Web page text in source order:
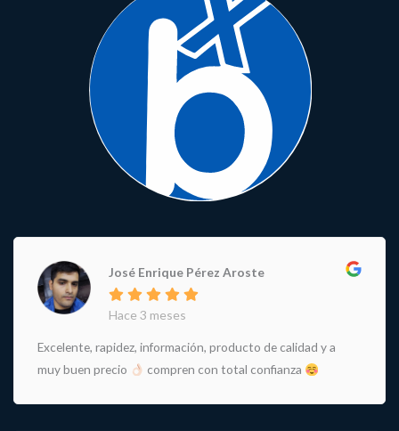
José Enrique Pérez Aroste
Hace 3 meses
Excelente, rapidez, información, producto de calidad y a
muy buen precio
compren con total confianza